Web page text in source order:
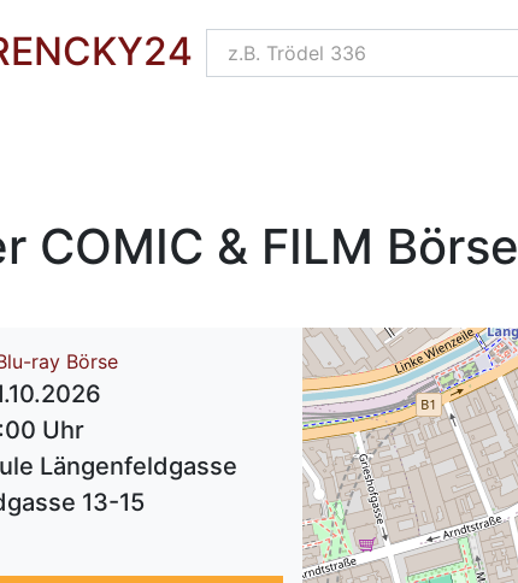
COMIC & FILM Börse
ray Börse
Uhr
Längenfeldgasse
13-15